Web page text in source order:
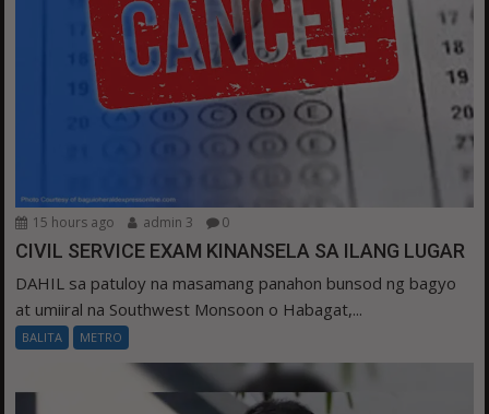
15 hours ago admin 3 0
CIVIL SERVICE EXAM KINANSELA SA ILANG LUGAR
DAHIL sa patuloy na masamang panahon bunsod ng bagyo
at umiiral na Southwest Monsoon o Habagat,...
BALITA METRO